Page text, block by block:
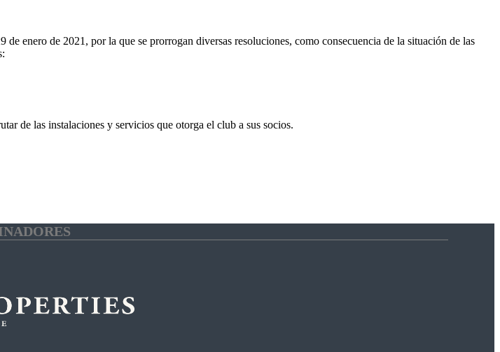
de enero de 2021, por la que se prorrogan diversas resoluciones, como consecuencia de la situación de las
de las instalaciones y servicios que otorga el club a sus socios.